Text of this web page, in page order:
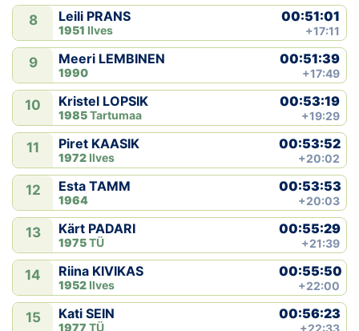
8 Leili PRANS
1951 Ilves
00:51:01
+17:11
9 Meeri LEMBINEN
1990
00:51:39
+17:49
10 Kristel LOPSIK
1985Tartumaa
00:53:19
+19:29
11 Piret KAASIK
1972 Ilves
00:53:52
+20:02
12 Esta TAMM
1964
00:53:53
+20:03
13 Kärt PADARI
1975TÜ
00:55:29
+21:39
14 Riina KIVIKAS
1952 Ilves
00:55:50
+22:00
15 Kati SEIN
1977 TÜ
00:56:23
+22:33